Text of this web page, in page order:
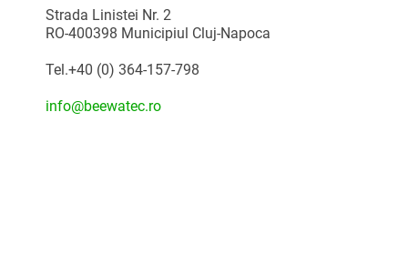
Strada Linistei Nr. 2
RO-400398 Municipiul Cluj-Napoca
Tel.+40 (0) 364-157-798
info@beewatec.ro